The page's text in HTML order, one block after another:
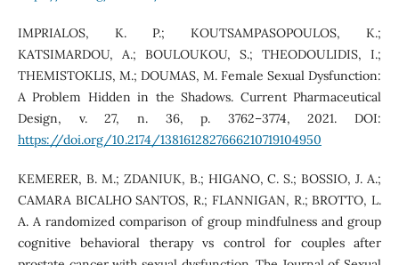
IMPRIALOS, K. P.; KOUTSAMPASOPOULOS, K.;
KATSIMARDOU, A.; BOULOUKOU, S.; THEODOULIDIS, I.;
THEMISTOKLIS, M.; DOUMAS, M. Female Sexual Dysfunction:
A Problem Hidden in the Shadows. Current Pharmaceutical
Design, v. 27, n. 36, p. 3762–3774, 2021. DOI:
https://doi.org/10.2174/1381612827666210719104950
KEMERER, B. M.; ZDANIUK, B.; HIGANO, C. S.; BOSSIO, J. A.;
CAMARA BICALHO SANTOS, R.; FLANNIGAN, R.; BROTTO, L.
A. A randomized comparison of group mindfulness and group
cognitive behavioral therapy vs control for couples after